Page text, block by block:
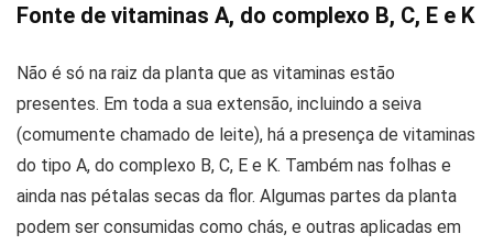
Fonte de vitaminas A, do complexo B, C, E e K
Não é só na raiz da planta que as vitaminas estão
presentes. Em toda a sua extensão, incluindo a seiva
(comumente chamado de leite), há a presença de vitaminas
do tipo A, do complexo B, C, E e K. Também nas folhas e
ainda nas pétalas secas da flor. Algumas partes da planta
podem ser consumidas como chás, e outras aplicadas em